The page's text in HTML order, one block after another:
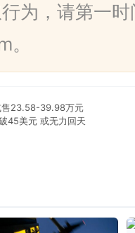
为，请第一
售23.58-39.98万元
45美元 或无力回天